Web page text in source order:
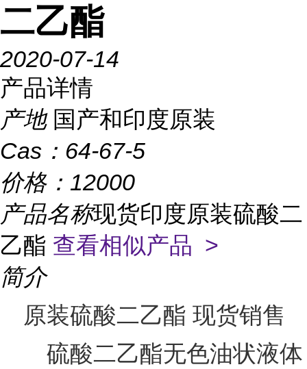
二乙酯
2020-07-14
产品详情
产地 国产和印度原装
Cas： 64-67-5
价格： 12000
产品名称现货印度原装硫酸二
乙酯 查看相似产品 >
简介
原装硫酸二乙酯 现货销售
硫酸二乙酯无色油状液体